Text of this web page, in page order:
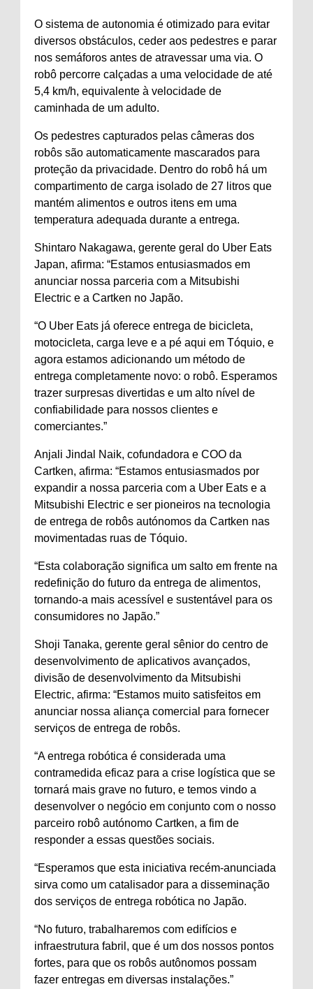
O sistema de autonomia é otimizado para evitar
diversos obstáculos, ceder aos pedestres e parar
nos semáforos antes de atravessar uma via. O
robô percorre calçadas a uma velocidade de até
5,4 km/h, equivalente à velocidade de
caminhada de um adulto.
Os pedestres capturados pelas câmeras dos
robôs são automaticamente mascarados para
proteção da privacidade. Dentro do robô há um
compartimento de carga isolado de 27 litros que
mantém alimentos e outros itens em uma
temperatura adequada durante a entrega.
Shintaro Nakagawa, gerente geral do Uber Eats
Japan, afirma: “Estamos entusiasmados em
anunciar nossa parceria com a Mitsubishi
Electric e a Cartken no Japão.
“O Uber Eats já oferece entrega de bicicleta,
motocicleta, carga leve e a pé aqui em Tóquio, e
agora estamos adicionando um método de
entrega completamente novo: o robô. Esperamos
trazer surpresas divertidas e um alto nível de
confiabilidade para nossos clientes e
comerciantes.”
Anjali Jindal Naik, cofundadora e COO da
Cartken, afirma: “Estamos entusiasmados por
expandir a nossa parceria com a Uber Eats e a
Mitsubishi Electric e ser pioneiros na tecnologia
de entrega de robôs autónomos da Cartken nas
movimentadas ruas de Tóquio.
“Esta colaboração significa um salto em frente na
redefinição do futuro da entrega de alimentos,
tornando-a mais acessível e sustentável para os
consumidores no Japão.”
Shoji Tanaka, gerente geral sênior do centro de
desenvolvimento de aplicativos avançados,
divisão de desenvolvimento da Mitsubishi
Electric, afirma: “Estamos muito satisfeitos em
anunciar nossa aliança comercial para fornecer
serviços de entrega de robôs.
“A entrega robótica é considerada uma
contramedida eficaz para a crise logística que se
tornará mais grave no futuro, e temos vindo a
desenvolver o negócio em conjunto com o nosso
parceiro robô autónomo Cartken, a fim de
responder a essas questões sociais.
“Esperamos que esta iniciativa recém-anunciada
sirva como um catalisador para a disseminação
dos serviços de entrega robótica no Japão.
“No futuro, trabalharemos com edifícios e
infraestrutura fabril, que é um dos nossos pontos
fortes, para que os robôs autônomos possam
fazer entregas em diversas instalações.”